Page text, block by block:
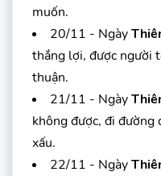
muốn.
20/11 - Ngày
thắng lợi, được người
thuận.
21/11 - Ngày
không được, đi đường
xấu.
22/11 - Ngày